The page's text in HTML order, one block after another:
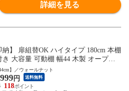
詳細を見る
納】 扉組替OK ハイタイプ 180cm 本棚
き 大容量 可動棚 幅44 木製 オープン
収納 スリム 扉付き本棚 シェルフ 漫
ラーボックス ラック A4 おしゃれ 北
〔ウォールナット〕
】／ウォールナット
円 送料無料
118